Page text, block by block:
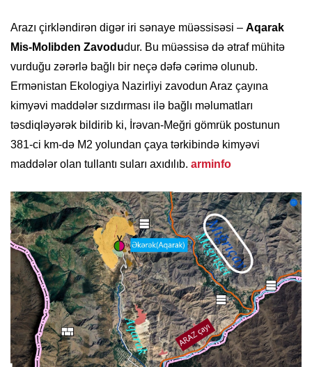
Arazı çirkləndirən digər iri sənaye müəssisəsi ‒ Aqarak
Mis-Molibden Zavodudur. Bu müəssisə də ətraf mühitə
vurduğu zərərlə bağlı bir neçə dəfə cərimə olunub.
Ermənistan Ekologiya Nazirliyi zavodun Araz çayına
kimyəvi maddələr sızdırması ilə bağlı məlumatları
təsdiqləyərək bildirib ki, İrəvan-Meğri gömrük postunun
381-ci km-də M2 yolundan çaya tərkibində kimyəvi
maddələr olan tullantı suları axıdılıb. arminfo